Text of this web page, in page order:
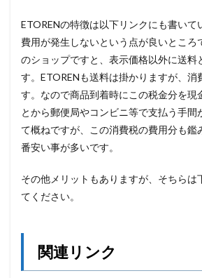
ETORENの特徴は以下リンクにも書いて
費用が発生しないという点が良いところ
のショップですと、表示価格以外に送料
す。ETORENも送料は掛かりますが、消
す。なので商品到着時にこの税金分を現
とから郵便局やコンビニ等で支払う手間
て概ねですが、この消費税の費用分も鑑
番安い事が多いです。
その他メリットもありますが、そちらは
てください。
関連リンク